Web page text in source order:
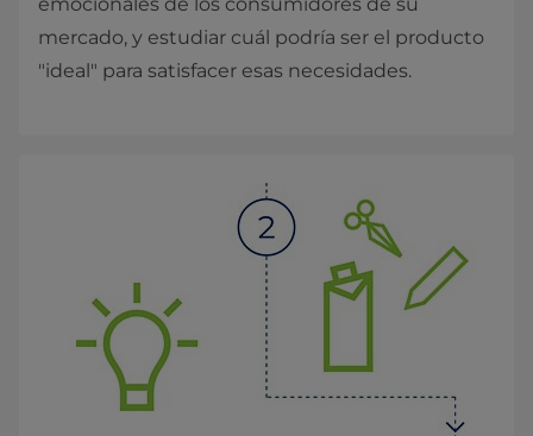
emocionales de los consumidores de su
mercado, y estudiar cuál podría ser el producto
"ideal" para satisfacer esas necesidades.